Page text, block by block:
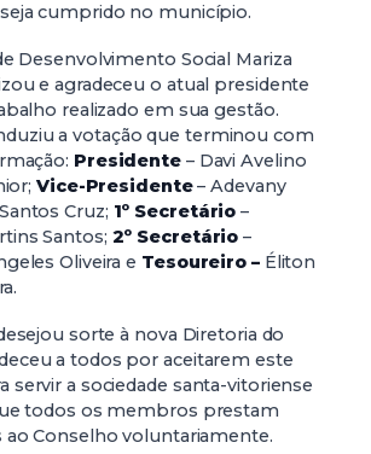
cumprido no município.
Desenvolvimento Social Mariza
e agradeceu o atual presidente
realizado em sua gestão.
a votação que terminou com
Presidente – Davi Avelino
Vice-Presidente– Adevany
Cruz; 1º Secretário–
Santos; 2º Secretário–
Oliveira e Tesoureiro –Éliton
sorte à nova Diretoria do
a todos por aceitarem este
servir a sociedade santa-vitoriense
todos os membros prestam
ao Conselho voluntariamente.